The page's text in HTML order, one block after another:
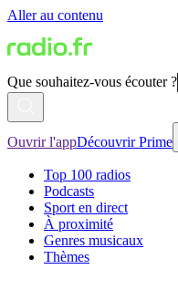
Aller au contenu
Que souhaitez-vous écouter ?
Ouvrir l'appDécouvrir Prime
Top 100 radios
Podcasts
Sport en direct
À proximité
Genres musicaux
Thèmes